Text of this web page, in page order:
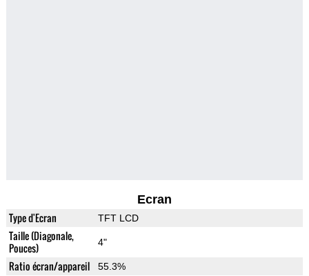
Ecran
Type d'Ecran TFT LCD
Taille (Diagonale,
Pouces)
4"
Ratio écran/appareil 55.3%